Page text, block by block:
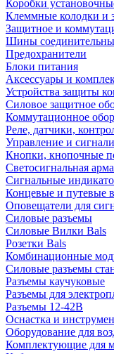
Коробки
Клеммные колодки и
Защитное и
Шины
Предохранители
Блоки питания
Аксессуары и
Устройства защиты
Силовое защитное
Коммутационное
Реле, датчики,
Управление и
Кнопки, кнопочные
Светосигнальная
Сигнальные
Концевые и путевые
Оповещатели для
Силовые разъемы
Силовые Вилки Bals
Розетки Bals
Комбинационные
Силовые разъемы
Разъемы каучуковые
Разъемы для
Разъемы 12-42В
Оснастка и
Оборудование для
Комплектующие для